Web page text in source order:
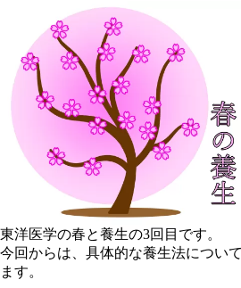
東洋医学の春と養生の3回目です。
今回からは、具体的な養生法につい
ます。